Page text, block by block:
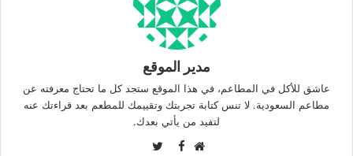
مدير الموقع
عاشق للأكل في المطاعم، في هذا الموقع ستجد كل ما تحتاج معرفته عن
مطاعم السعودية. لا تنس كتابة تجربتك وتقييمك للمطعم بعد قراءتك عنه
لتفيد من يأتي بعدك.
Facebook